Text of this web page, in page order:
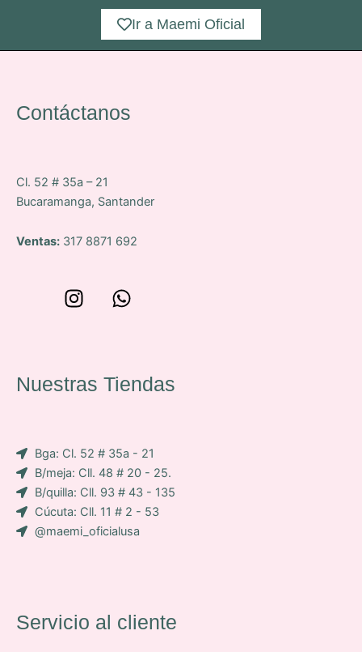
Ir a Maemi Oficial
Contáctanos
Cl. 52 # 35a – 21
Bucaramanga, Santander
Ventas: 317 8871 692
e
p
c
o
n
-
f
b
I
a
g
m
W
s
a
Nuestras Tiendas
Bga: Cl. 52 # 35a - 21
B/meja: Cll. 48 # 20 - 25.
B/quilla: Cll. 93 # 43 - 135
Cúcuta: Cll. 11 # 2 - 53
@maemi_oficialusa
Servicio al cliente